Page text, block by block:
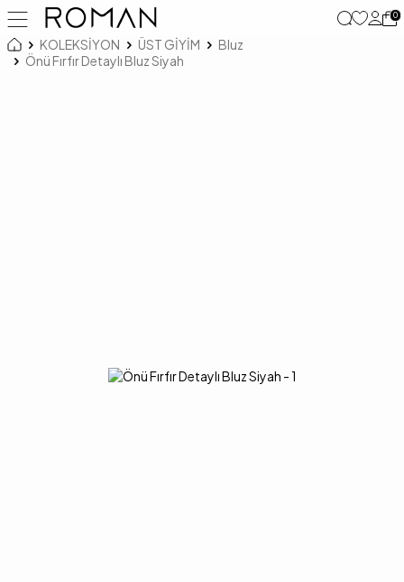
0
KOLEKSİYON ÜST GİYİM
Bluz
Önü Fırfır Detaylı Bluz Siyah